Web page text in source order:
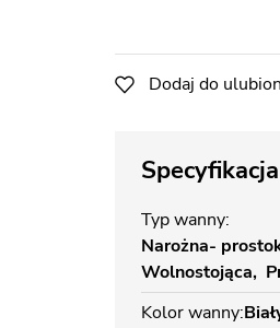
Dodaj do
Typ wanny
Narożna-
Wolnostojąca
Kolor wanny